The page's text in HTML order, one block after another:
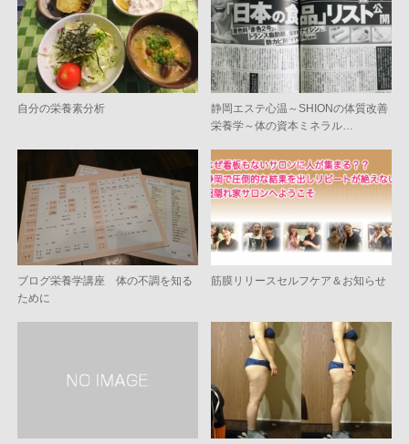
自分の栄養素分析
静岡エステ心温～SHIONの体質改善
栄養学～体の資本ミネラル…
ブログ栄養学講座 体の不調を知る
ために
筋膜リリースセルフケア＆お知らせ